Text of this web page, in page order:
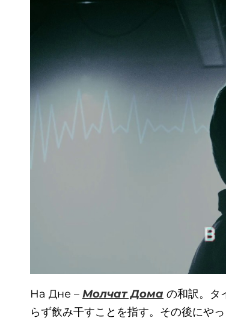
На Дне – Молчат Дома の和訳。タ
らず飲み干すことを指す。その後にや